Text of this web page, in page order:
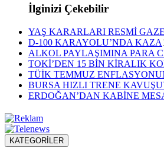
İlginizi Çekebilir
YAŞ KARARLARI RESMİ
D-100 KARAYOLU’NDA KAZA
ALKOL PAYLAŞIMINA PARA
TOKİ’DEN 15 BİN KİRALIK
TÜİK TEMMUZ
BURSA HIZLI TRENE
ERDOĞAN’DAN KABİNE
KATEGORİLER